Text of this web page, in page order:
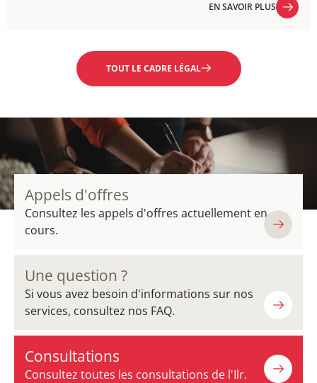
EN SAVOIR PLUS
TOUT LE CADRE LÉGAL
Appels d'offres
Consultez les appels d'offres actuellement en
cours.
Une question ?
Si vous avez besoin d'informations sur nos
services, consultez nos FAQ.
Consultations
Consultez toutes les consultations de l'Ilr.